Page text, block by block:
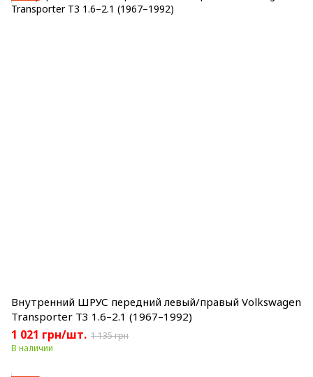
Внутренний ШРУС передний левый/правый Volkswagen
Transporter T3 1.6–2.1 (1967–1992)
1 021 грн/шт. 1 135 грн
В наличии